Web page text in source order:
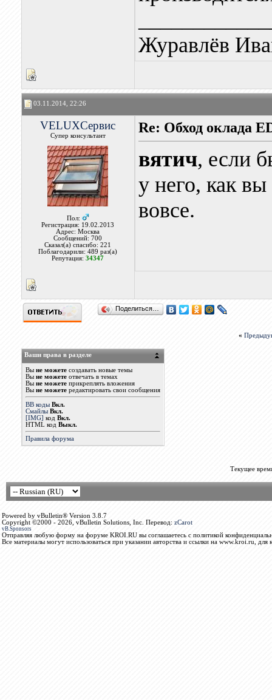
Журавлёв
03.11.2014, 22:26
VELUXСервис
Супер консультант
Пол:
Регистрация: 19.02.2013
Адрес: Москва
Сообщений: 700
Сказал(а) спасибо: 221
Поблагодарили: 489 раз(а)
Репутация:34347
Re: Обход оклада
вятич, если
у него, как
вовсе.
Поделиться…
«
Ваши права в разделе
Вы не можетесоздавать новые темы
Вы не можетеотвечать в темах
Вы не можетеприкреплять вложения
Вы не можетередактировать свои сообщения
BB коды Вкл.
Смайлы Вкл.
[IMG] код Вкл.
HTML код Выкл.
Правила форума
Текущее
Powered by vBulletin® Version 3.8.7
Copyright ©2000 - 2026, vBulletin Solutions, Inc. Перевод: zCarot
vB.Sponsors
Отправляя любую форму на форуме KROI.RU вы соглашаетесь с политикой
Все материалы могут использоваться при указании авторства и ссылки на www.kroi.ru, для